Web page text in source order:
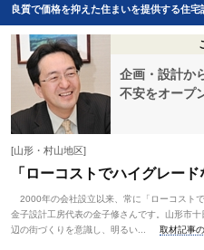
良質で価格を抑えた住まいを提供する住宅
企画・設計か
不安をオープ
[山形・村山地区]
「ローコストでハイグレー
2000年の会社設立以来、常に「ローコスト
金子設計工房代表の金子修さんです。山形市
辺の街づくりを意識し、明るい...
取材記事